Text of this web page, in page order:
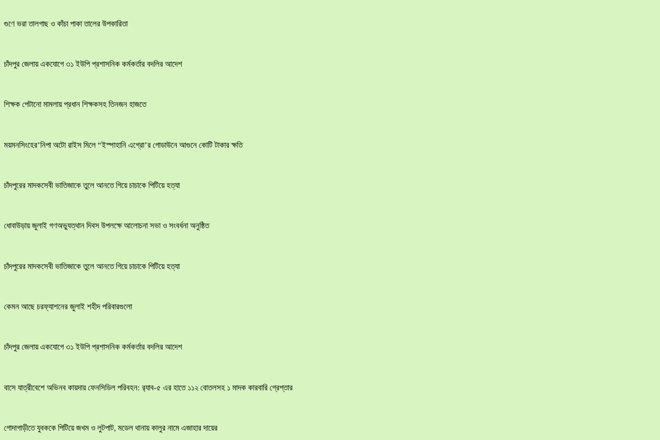
গুণে ভরা তালগাছ ও কাঁচা পাকা তালের উপকারিতা
চাঁদপুর জেলায় একযোগে ৩১ ইউপি প্রশাসনিক কর্মকর্তার বদলির আদেশ
শিক্ষক পেটানো মামলায় প্রধান শিক্ষকসহ তিনজন হাজতে
ময়মনসিংহের’নিপা অটো রাইস মিলে “ইস্পাহানি এগ্রো’র গোডাউনে আগুনে কোটি টাকার ক্ষতি
চাঁদপুরের মাদকসেবী ভাতিজাকে তুলে আনতে গিয়ে চাচাকে পিটিয়ে হত্যা
ধোবাউড়ায় জুলাই গণঅভ্যুত্থান দিবস উপলক্ষে আলোচনা সভা ও সংবর্ধনা অনুষ্ঠিত
চাঁদপুরের মাদকসেবী ভাতিজাকে তুলে আনতে গিয়ে চাচাকে পিটিয়ে হত্যা
কেমন আছে চরফ্যাশনের জুলাই শহীদ পরিবারগুলো
চাঁদপুর জেলায় একযোগে ৩১ ইউপি প্রশাসনিক কর্মকর্তার বদলির আদেশ
বাসে যাত্রীবেশে অভিনব কায়দায় ফেনসিডিল পরিবহন: র‍্যাব-৫ এর হাতে ১১২ বোতলসহ ১ মাদক কারবারি গ্রেপ্তার
​গোদাগাড়ীতে যুবককে পিটিয়ে জখম ও লুটপাট, মডেল থানায় কালুর নামে এজাহার দায়ের